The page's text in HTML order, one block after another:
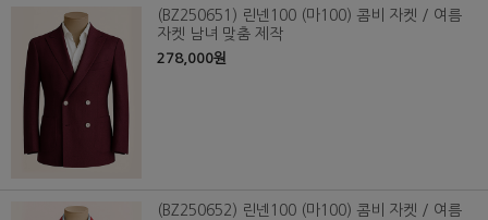
(BZ250651) 린넨100 (마100) 콤비 자켓 / 여름
자켓 남녀 맞춤 제작
278,000원
(BZ250652) 린넨100 (마100) 콤비 자켓 / 여름